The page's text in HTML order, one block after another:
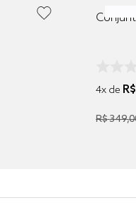
4x de R$
R$349,